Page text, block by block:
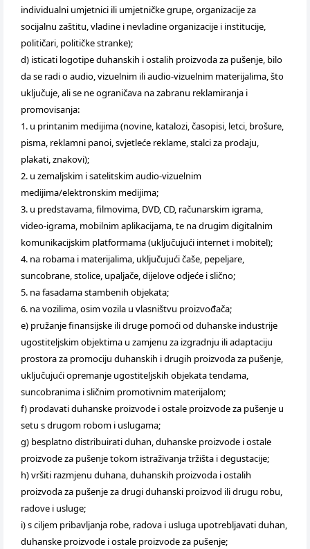
individualni umjetnici ili umjetničke grupe, organizacije za
socijalnu zaštitu, vladine i nevladine organizacije i institucije,
političari, političke stranke);
d) isticati logotipe duhanskih i ostalih proizvoda za pušenje, bilo
da se radi o audio, vizuelnim ili audio-vizuelnim materijalima, što
uključuje, ali se ne ograničava na zabranu reklamiranja i
promovisanja:
1. u printanim medijima (novine, katalozi, časopisi, letci, brošure,
pisma, reklamni panoi, svjetleće reklame, stalci za prodaju,
plakati, znakovi);
2. u zemaljskim i satelitskim audio-vizuelnim
medijima/elektronskim medijima;
3. u predstavama, filmovima, DVD, CD, računarskim igrama,
video-igrama, mobilnim aplikacijama, te na drugim digitalnim
komunikacijskim platformama (uključujući internet i mobitel);
4. na robama i materijalima, uključujući čaše, pepeljare,
suncobrane, stolice, upaljače, dijelove odjeće i slično;
5. na fasadama stambenih objekata;
6. na vozilima, osim vozila u vlasništvu proizvođača;
e) pružanje finansijske ili druge pomoći od duhanske industrije
ugostiteljskim objektima u zamjenu za izgradnju ili adaptaciju
prostora za promociju duhanskih i drugih proizvoda za pušenje,
uključujući opremanje ugostiteljskih objekata tendama,
suncobranima i sličnim promotivnim materijalom;
f) prodavati duhanske proizvode i ostale proizvode za pušenje u
setu s drugom robom i uslugama;
g) besplatno distribuirati duhan, duhanske proizvode i ostale
proizvode za pušenje tokom istraživanja tržišta i degustacije;
h) vršiti razmjenu duhana, duhanskih proizvoda i ostalih
proizvoda za pušenje za drugi duhanski proizvod ili drugu robu,
radove i usluge;
i) s ciljem pribavljanja robe, radova i usluga upotrebljavati duhan,
duhanske proizvode i ostale proizvode za pušenje;